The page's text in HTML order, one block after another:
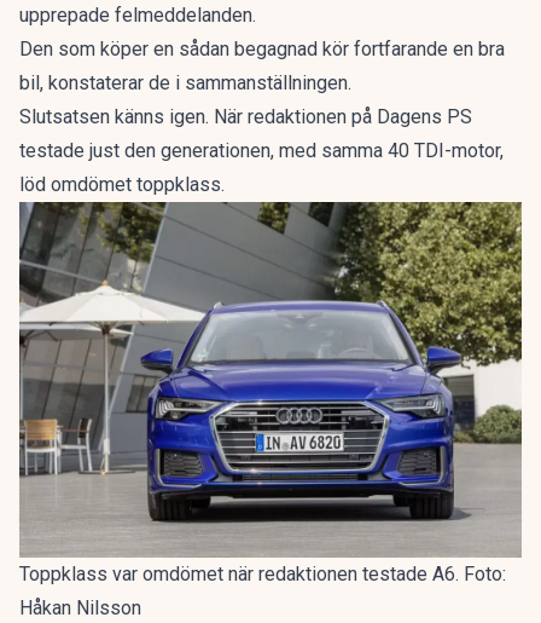
upprepade felmeddelanden.
Den som köper en sådan begagnad kör fortfarande en bra
bil, konstaterar de i sammanställningen.
Slutsatsen känns igen. När redaktionen på Dagens PS
testade just den generationen, med samma 40 TDI-motor,
löd omdömet toppklass.
Toppklass var omdömet när redaktionen testade A6. Foto:
Håkan Nilsson